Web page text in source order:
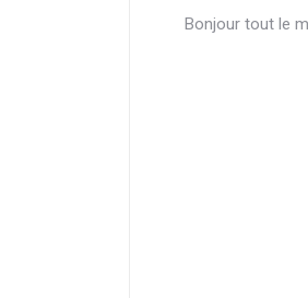
Bonjour tout le